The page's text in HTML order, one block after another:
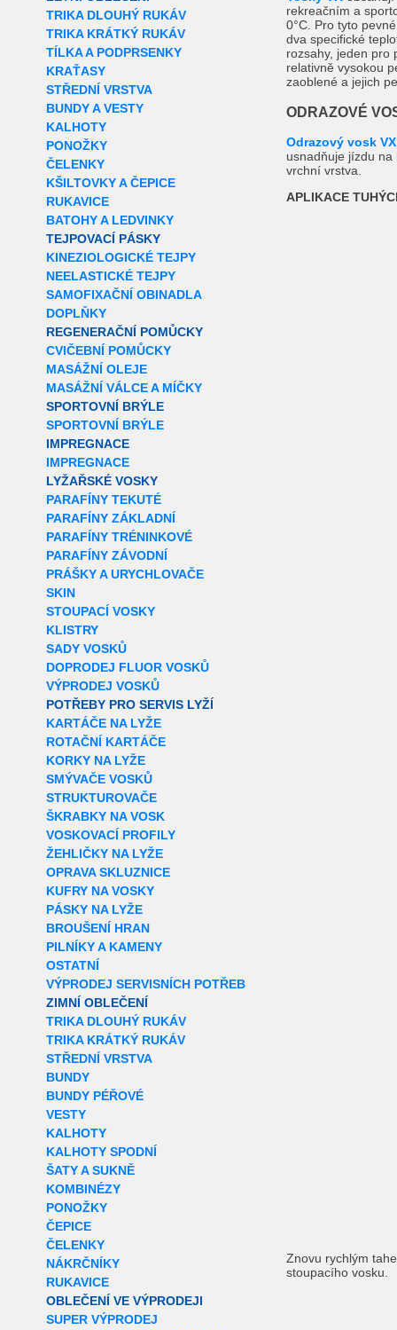
TRIKA DLOUHÝ RUKÁV
TRIKA KRÁTKÝ RUKÁV
TÍLKA A PODPRSENKY
KRAŤASY
STŘEDNÍ VRSTVA
BUNDY A VESTY
KALHOTY
PONOŽKY
ČELENKY
KŠILTOVKY A ČEPICE
RUKAVICE
BATOHY A LEDVINKY
TEJPOVACÍ PÁSKY
KINEZIOLOGICKÉ TEJPY
NEELASTICKÉ TEJPY
SAMOFIXAČNÍ OBINADLA
DOPLŇKY
REGENERAČNÍ POMŮCKY
CVIČEBNÍ POMŮCKY
MASÁŽNÍ OLEJE
MASÁŽNÍ VÁLCE A MÍČKY
SPORTOVNÍ BRÝLE
SPORTOVNÍ BRÝLE
IMPREGNACE
IMPREGNACE
LYŽAŘSKÉ VOSKY
PARAFÍNY TEKUTÉ
PARAFÍNY ZÁKLADNÍ
PARAFÍNY TRÉNINKOVÉ
PARAFÍNY ZÁVODNÍ
PRÁŠKY A URYCHLOVAČE
SKIN
STOUPACÍ VOSKY
KLISTRY
SADY VOSKŮ
DOPRODEJ FLUOR VOSKŮ
VÝPRODEJ VOSKŮ
POTŘEBY PRO SERVIS LYŽÍ
KARTÁČE NA LYŽE
ROTAČNÍ KARTÁČE
KORKY NA LYŽE
SMÝVAČE VOSKŮ
STRUKTUROVAČE
ŠKRABKY NA VOSK
VOSKOVACÍ PROFILY
ŽEHLIČKY NA LYŽE
OPRAVA SKLUZNICE
KUFRY NA VOSKY
PÁSKY NA LYŽE
BROUŠENÍ HRAN
PILNÍKY A KAMENY
OSTATNÍ
VÝPRODEJ SERVISNÍCH POTŘEB
ZIMNÍ OBLEČENÍ
TRIKA DLOUHÝ RUKÁV
TRIKA KRÁTKÝ RUKÁV
STŘEDNÍ VRSTVA
BUNDY
BUNDY PÉŘOVÉ
VESTY
KALHOTY
KALHOTY SPODNÍ
ŠATY A SUKNĚ
KOMBINÉZY
PONOŽKY
ČEPICE
ČELENKY
NÁKRČNÍKY
RUKAVICE
OBLEČENÍ VE VÝPRODEJI
SUPER VÝPRODEJ
rekreačním a
0°C. Pro tyto
dva specifické
rozsahy, jeden pro
relativně vysokou
zaoblené a jejich
ODRAZOVÉ
Odrazový vosk VX
usnadňuje jízdu
vrchní vrstva.
APLIKACE
Znovu rychlým
stoupacího vosku.